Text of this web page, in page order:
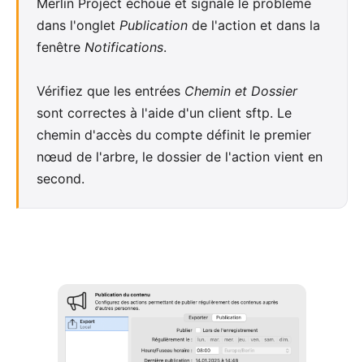
Merlin Project échoue et signale le problème
dans l'onglet Publication de l'action et dans la
fenêtre Notifications.
Vérifiez que les entrées Chemin et Dossier
sont correctes à l'aide d'un client sftp. Le
chemin d'accès du compte définit le premier
nœud de l'arbre, le dossier de l'action vient en
second.